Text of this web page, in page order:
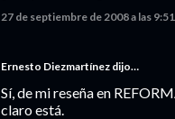
27 de septiembre de 2008 a las 9:51
Ernesto Diezmartínez dijo…
Sí, de mi reseña en
claro está.